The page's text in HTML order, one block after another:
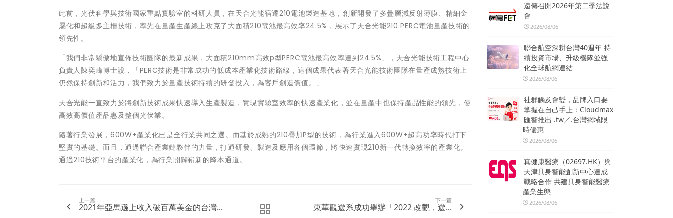
此前，光伏科學與技術國家重點實驗室的科研人員，在天合光能宿遷210電池製造基地，創新開發了多疊層減反射薄膜、精細金
屬化和超級多主柵技術，率先在量產生產線上攻克了大面積210電池最高效率24.5%，展示了天合光能210 PERC電池量產技術的
領先性。
「我們非常驕傲地宣佈技術團隊的最新成果，大面積210mm高效p型PERC電池最高效率達到24.5%」，天合光能技術工程中心
負責人陳奕峰博士說，「PERC技術是非常成功的低成本產業化技術路線，這個成果代表著天合光能技術團隊在量產成熟技術上
仍然保持創新和活力，我們致力於量產技術持續的研發投入，為客戶創造價值。」
天合光能一直致力於將創新技術成果快速導入生產製造，實現實驗室效率的快速產業化，並在量產中也保持產品性能的領先，使
高效高價值產品惠及整個光伏業。
隨著行業發展，600W+產業化已是全行業共同之選。而基於成熟的210疊加P型的技術，為行業進入600W+超高功率時代打下
堅實的基礎。而且，通過聯合產業鏈夥伴的力量，打通研發、製造及應用各個環節，將快速實現210新一代轉換效率的產業化。
通過210技術平台的產業化，為行業開闢嶄新的降本通道。
上一篇
2021年亞馬遜上收入破百萬美金的台灣...
下一篇
東華觀遊系成功舉辦「2022 改觀，遊...
遠傳召開2026年第二季法說
會
2026/08/06
聯合航空深耕台灣40週年 持
續投資市場、升級機隊並強
化全球航網連結
2026/08/06
社群觸及會變，品牌入口要
掌握在自己手上：Cloudmax
匯智推出 .tw／.台灣網域限
時優惠
2026/08/06
真健康醫療（02697.HK）與
天津具身智能創新中心達成
戰略合作 共建具身智能醫療
產業生態
2026/08/06